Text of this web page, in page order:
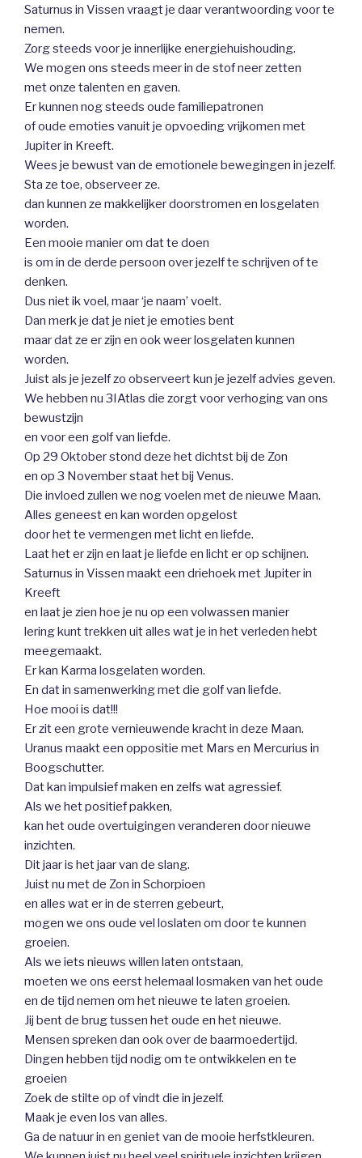
Saturnus in Vissen vraagt je daar verantwoording voor te
nemen.
Zorg steeds voor je innerlijke energiehuishouding.
We mogen ons steeds meer in de stof neer zetten
met onze talenten en gaven.
Er kunnen nog steeds oude familiepatronen
of oude emoties vanuit je opvoeding vrijkomen met
Jupiter in Kreeft.
Wees je bewust van de emotionele bewegingen in jezelf.
Sta ze toe, observeer ze.
dan kunnen ze makkelijker doorstromen en losgelaten
worden.
Een mooie manier om dat te doen
is om in de derde persoon over jezelf te schrijven of te
denken.
Dus niet ik voel, maar ‘je naam’ voelt.
Dan merk je dat je niet je emoties bent
maar dat ze er zijn en ook weer losgelaten kunnen
worden.
Juist als je jezelf zo observeert kun je jezelf advies geven.
We hebben nu 3IAtlas die zorgt voor verhoging van ons
bewustzijn
en voor een golf van liefde.
Op 29 Oktober stond deze het dichtst bij de Zon
en op 3 November staat het bij Venus.
Die invloed zullen we nog voelen met de nieuwe Maan.
Alles geneest en kan worden opgelost
door het te vermengen met licht en liefde.
Laat het er zijn en laat je liefde en licht er op schijnen.
Saturnus in Vissen maakt een driehoek met Jupiter in
Kreeft
en laat je zien hoe je nu op een volwassen manier
lering kunt trekken uit alles wat je in het verleden hebt
meegemaakt.
Er kan Karma losgelaten worden.
En dat in samenwerking met die golf van liefde.
Hoe mooi is dat!!!
Er zit een grote vernieuwende kracht in deze Maan.
Uranus maakt een oppositie met Mars en Mercurius in
Boogschutter.
Dat kan impulsief maken en zelfs wat agressief.
Als we het positief pakken,
kan het oude overtuigingen veranderen door nieuwe
inzichten.
Dit jaar is het jaar van de slang.
Juist nu met de Zon in Schorpioen
en alles wat er in de sterren gebeurt,
mogen we ons oude vel loslaten om door te kunnen
groeien.
Als we iets nieuws willen laten ontstaan,
moeten we ons eerst helemaal losmaken van het oude
en de tijd nemen om het nieuwe te laten groeien.
Jij bent de brug tussen het oude en het nieuwe.
Mensen spreken dan ook over de baarmoedertijd.
Dingen hebben tijd nodig om te ontwikkelen en te
groeien
Zoek de stilte op of vindt die in jezelf.
Maak je even los van alles.
Ga de natuur in en geniet van de mooie herfstkleuren.